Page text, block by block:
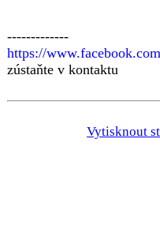
-------------
https://
zústaňte v kontaktu
Vytisknout